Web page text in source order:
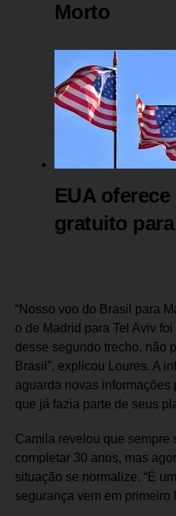
Morto
EUA
gratuito
“Nosso voo do Brasil para
o de Madrid para Tel Aviv
desse segundo trecho, não
Brasil”, explicou Loures. A
aguarda novas informações
que já fazia parte de seus
Camila revelou que sempre
completar 30 anos, mas
situação se normalize. “É
segurança vem em primeiro